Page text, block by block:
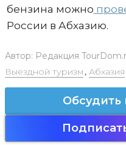
бензина можно
России в Абхазию.
Автор: Редакция
Выездной туризм , Абхазия
Обсудить